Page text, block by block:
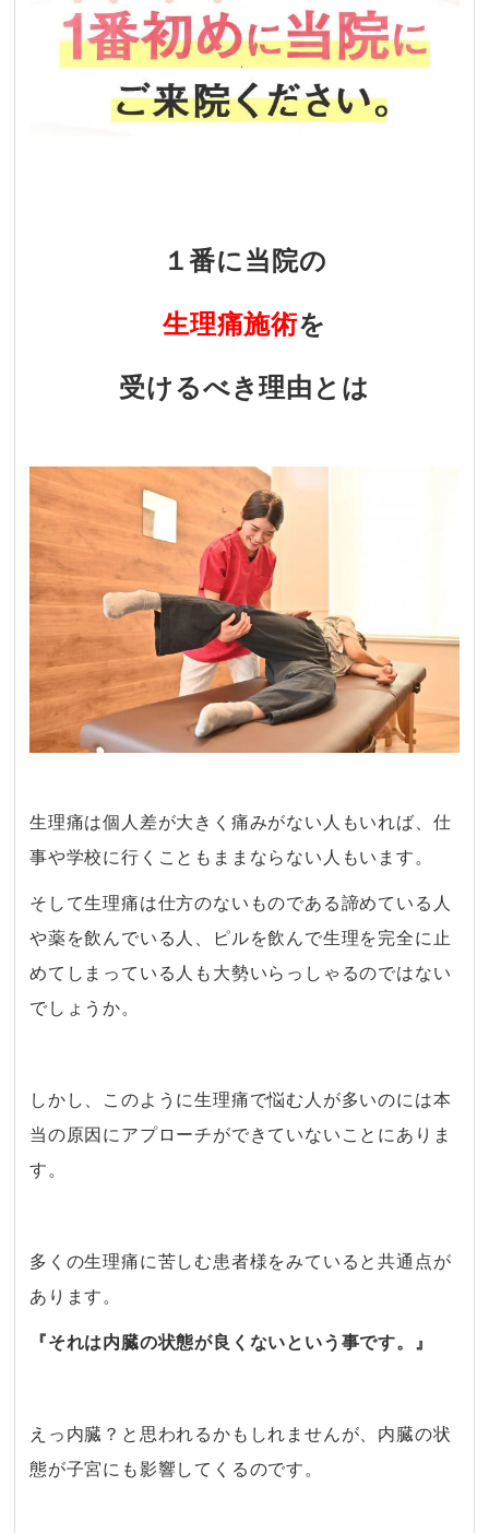
１番に当院の
生理痛施術を
受けるべき理由とは
生理痛は個人差が大きく痛みがない人もいれば、仕
事や学校に行くこともままならない人もいます。
そして生理痛は仕方のないものである諦めている人
や薬を飲んでいる人、ピルを飲んで生理を完全に止
めてしまっている人も大勢いらっしゃるのではない
でしょうか。
しかし、このように生理痛で悩む人が多いのには本
当の原因にアプローチができていないことにありま
す。
多くの生理痛に苦しむ患者様をみていると共通点が
あります。
『それは内臓の状態が良くないという事です。』
えっ内臓？と思われるかもしれませんが、内臓の状
態が子宮にも影響してくるのです。